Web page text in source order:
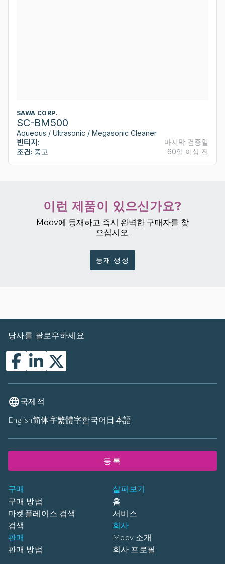
SAWA CORP.
SC-BM500
Aqueous / Ultrasonic / Megasonic Cleaner
빈티지:
조건: 중고
마지막 검증일
60일 이상 전
이런 제품이 있으신가요?
Moov에 등재하고 즉시 완벽한 구매자를 찾
으십시오.
등재 생성
구매
구매 방법
마켓플레이스 검색
검색
판매
판매 방법
살펴보기
홈
서비스
회사
Moov 소개
회사 프로필
당사를 팔로우하세요
국제적
English简体字繁體字한국어 日本語
등록